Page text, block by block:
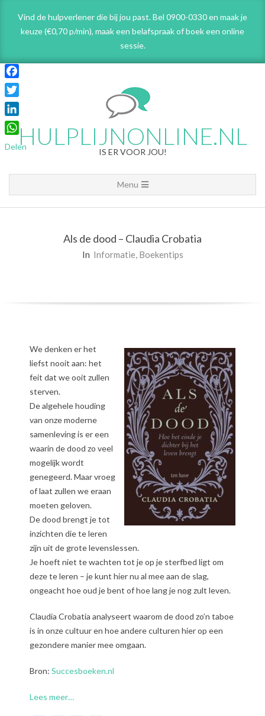
content
Vind de hulpverlener die bij jou past. Bel 0900-0330 en maak je
keuze (€0,70 p/min), maak een belafspraakof boek een online
sessie.
HULPLIJNONLINE.NL
IS ER VOOR JOU!
Navigation
Menu
Menu
Als de dood – Claudia Crobatia
In Informatie, Boekentips
We denken er het
liefst nooit aan: het
feit dat we ooit zullen
sterven.
De algehele houding
van onze moderne
samenleving is er een
waarin de dood zo veel
mogelijk wordt
genegeerd.Maar vroeg
of laat zullen we eraan
moeten geloven.
De dood brengt je tot
inzichten die te leren
zijn uit de grote levenslessen.
Je hoeft niet te wachten tot je op je sterfbed ligt om
deze te leren – je kunt hier nu al mee aan de slag,
ongeacht hoe oud je bent of hoe lang je nog zult leven.
Claudia Crobatia analyseert waarom de dood zo’n taboe
is in onze cultuur en hoe andere culturen hier op een
gezondere manier mee omgaan.
Bron: Succesboeken.nl
Lees meer…
Facebook
Twitter
LinkedIn
WhatsApp
Delen